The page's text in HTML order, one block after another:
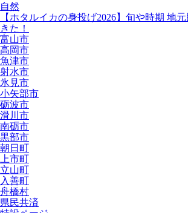
自然
【ホタルイカの身投げ2026】旬や時期 地
きた！
富山市
高岡市
魚津市
射水市
氷見市
小矢部市
砺波市
滑川市
南砺市
黒部市
朝日町
上市町
立山町
入善町
舟橋村
県民共済